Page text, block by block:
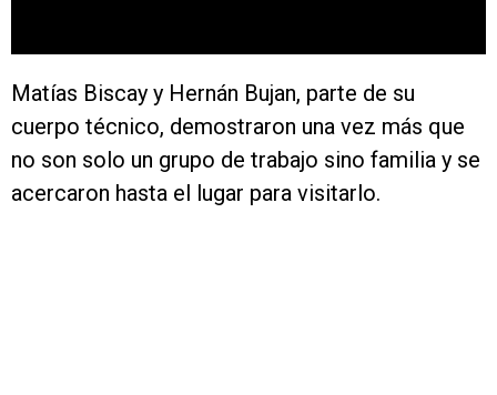
Matías Biscay y Hernán Bujan, parte de su
cuerpo técnico, demostraron una vez más que
no son solo un grupo de trabajo sino familia y se
acercaron hasta el lugar para visitarlo.